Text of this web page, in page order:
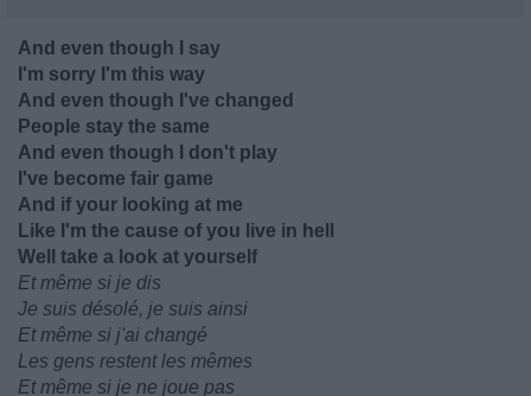
And even though I say
I'm sorry I'm this way
And even though I've changed
People stay the same
And even though I don't play
I've become fair game
And if your looking at me
Like I'm the cause of you live in hell
Well take a look at yourself
Et même si je dis
Je suis désolé, je suis ainsi
Et même si j'ai changé
Les gens restent les mêmes
Et même si je ne joue pas